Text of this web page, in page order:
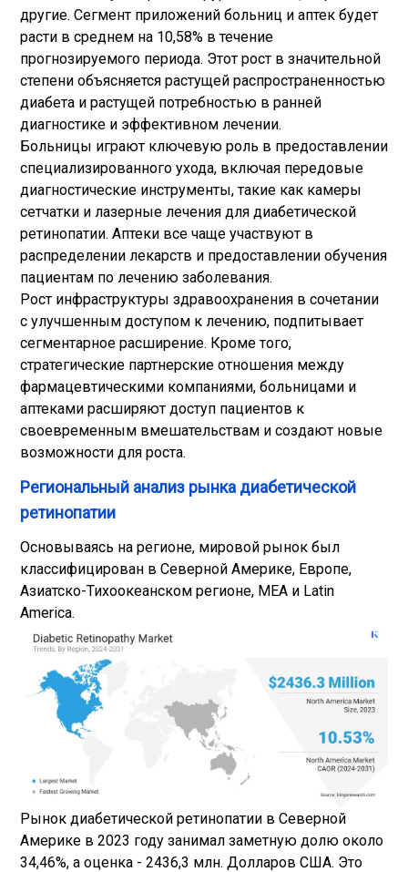
другие. Сегмент приложений больниц и аптек будет
расти в среднем на 10,58% в течение
прогнозируемого периода. Этот рост в значительной
степени объясняется растущей распространенностью
диабета и растущей потребностью в ранней
диагностике и эффективном лечении.
Больницы играют ключевую роль в предоставлении
специализированного ухода, включая передовые
диагностические инструменты, такие как камеры
сетчатки и лазерные лечения для диабетической
ретинопатии. Аптеки все чаще участвуют в
распределении лекарств и предоставлении обучения
пациентам по лечению заболевания.
Рост инфраструктуры здравоохранения в сочетании
с улучшенным доступом к лечению, подпитывает
сегментарное расширение. Кроме того,
стратегические партнерские отношения между
фармацевтическими компаниями, больницами и
аптеками расширяют доступ пациентов к
своевременным вмешательствам и создают новые
возможности для роста.
Региональный анализ рынка диабетической
ретинопатии
Основываясь на регионе, мировой рынок был
классифицирован в Северной Америке, Европе,
Азиатско-Тихоокеанском регионе, MEA и Latin
America.
Рынок диабетической ретинопатии в Северной
Америке в 2023 году занимал заметную долю около
34,46%, а оценка - 2436,3 млн. Долларов США. Это